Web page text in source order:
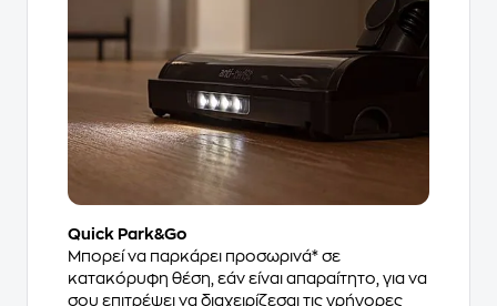
Quick Park&Go
Μπορεί να παρκάρει προσωρινά* σε
κατακόρυφη θέση, εάν είναι απαραίτητο, για να
σου επιτρέψει να διαχειρίζεσαι τις γρήγορες